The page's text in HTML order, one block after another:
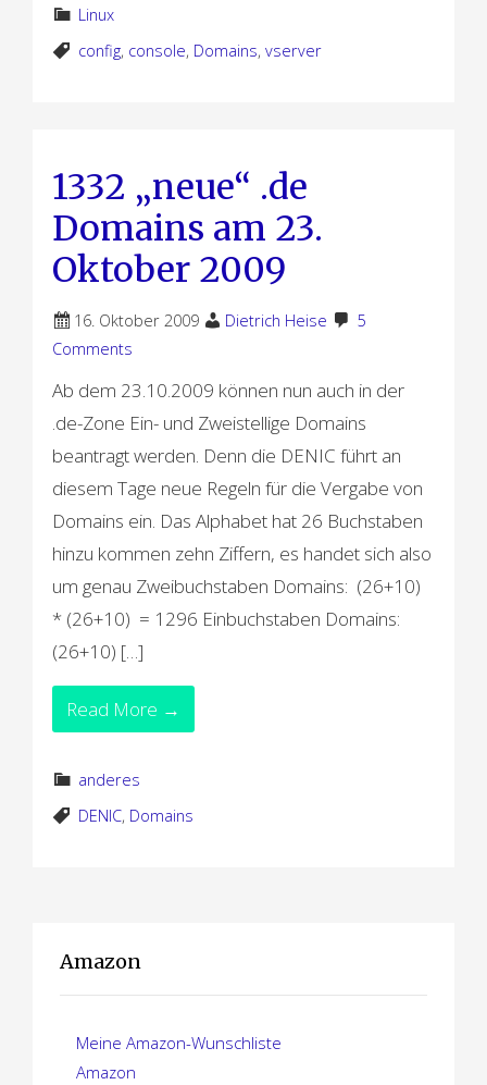
Linux
config, console, Domains,vserver
1332 „neue“ .de
Domains am 23.
Oktober 2009
16. Oktober 2009 Dietrich Heise
5
Comments
Ab dem 23.10.2009 können nun auch in der
.de-Zone Ein- und Zweistellige Domains
beantragt werden. Denn die DENIC führt an
diesem Tage neue Regeln für die Vergabe von
Domains ein. Das Alphabet hat 26 Buchstaben
hinzu kommen zehn Ziffern, es handet sich also
um genau Zweibuchstaben Domains: (26+10)
* (26+10) = 1296 Einbuchstaben Domains:
(26+10) […]
Read More →
anderes
DENIC, Domains
Amazon
Meine Amazon-Wunschliste
Amazon